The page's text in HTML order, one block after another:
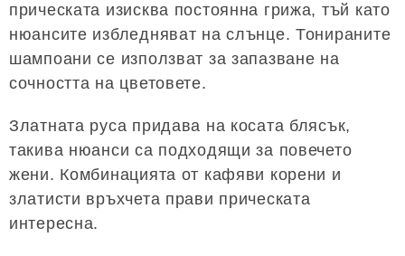
прическата изисква постоянна грижа, тъй като
нюансите избледняват на слънце. Тонираните
шампоани се използват за запазване на
сочността на цветовете.
Златната руса придава на косата блясък,
такива нюанси са подходящи за повечето
жени. Комбинацията от кафяви корени и
златисти връхчета прави прическата
интересна.